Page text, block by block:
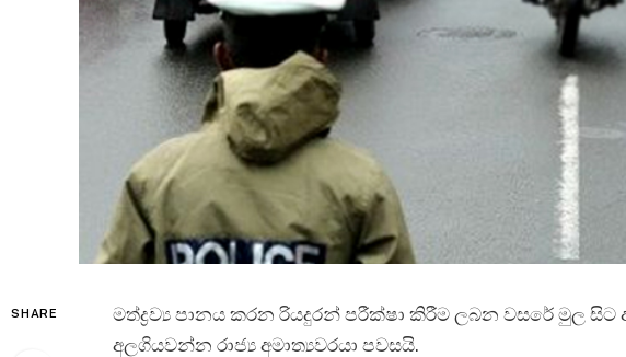
SHARE
මත්ද්‍රව්‍ය පානය කරන රියදුරන් පරීක්ෂා කිරීම ලබන වසරේ මුල
අලගියවන්න රාජ්‍ය අමාත්‍යවරයා පවසයි.